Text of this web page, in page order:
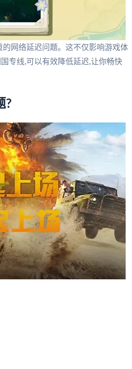
网络延迟问题。这不仅影响游戏体
专线,可以有效降低延迟,让你畅快
?